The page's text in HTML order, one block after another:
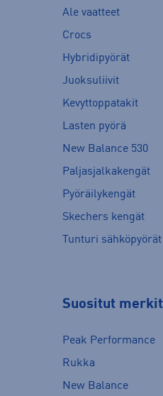
Ale vaatteet
Crocs
Hybridipyörät
Juoksuliivit
Kevyttoppatakit
Lasten pyörä
New Balance 530
Paljasjalkakengät
Pyöräilykengät
Skechers kengät
Tunturi sähköpyörät
Suositut merkit
Peak Performance
Rukka
New Balance